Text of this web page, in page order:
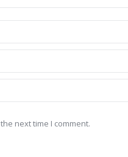
next time I comment.